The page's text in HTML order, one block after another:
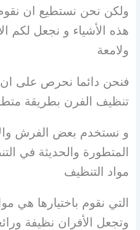
ولكن نحن نستطيع ان
هذه الأشياء و نجعل لكم
ولامعة
فنحن دائما نحرص على ان
تنظيف الفرن بطريقة
و نستخدم بعض الفرش
المتطورة والحديثة في
مواد التنظيف
التي نقوم باختيارها هي
وتجعل الأفران نظيفة